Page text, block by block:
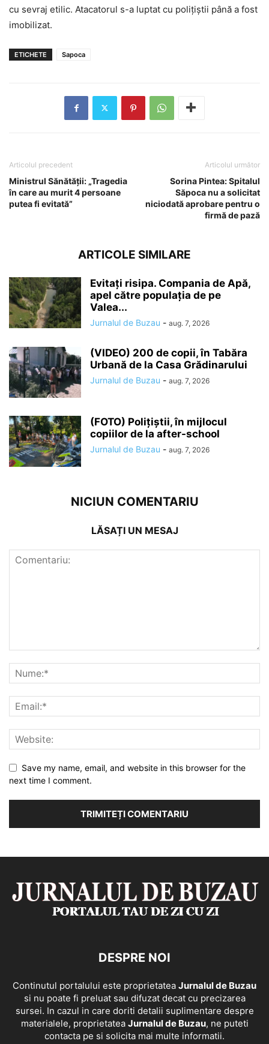
cu sevraj etilic. Atacatorul s-a luptat cu poliţiştii până a fost
imobilizat.
ETICHETE Sapoca
Articolul precedent
Ministrul Sănătății: „Tragedia
în care au murit 4 persoane
putea fi evitată”
Articolul următor
Sorina Pintea: Spitalul
Săpoca nu a solicitat
niciodată aprobare pentru o
firmă de pază
ARTICOLE SIMILARE
Evitați risipa. Compania de Apă,
apel către populația de pe
Valea...
Jurnalul de Buzau - aug. 7, 2026
(VIDEO) 200 de copii, în Tabăra
Urbană de la Casa Grădinarului
Jurnalul de Buzau - aug. 7, 2026
(FOTO) Polițiștii, în mijlocul
copiilor de la after-school
Jurnalul de Buzau - aug. 7, 2026
NICIUN COMENTARIU
LĂSAȚI UN MESAJ
Save my name, email, and website in this browser for the
next time I comment.
DESPRE NOI
Continutul portalului este proprietatea Jurnalul de Buzau
si nu poate fi preluat sau difuzat decat cu precizarea
sursei. In cazul in care doriti detalii suplimentare despre
materialele, proprietatea Jurnalul de Buzau, ne puteti
contacta pe si solicita mai multe informatii.